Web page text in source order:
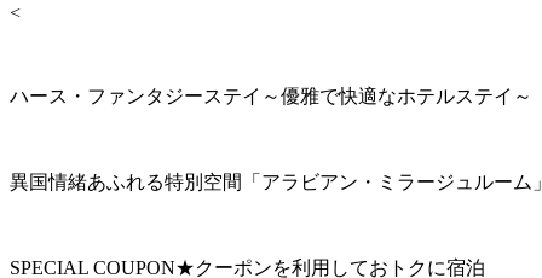
<
ハース・ファンタジーステイ～優雅で快適なホテルステイ～
異国情緒あふれる特別空間「アラビアン・ミラージュルーム
SPECIAL COUPON★クーポンを利用しておトクに宿泊